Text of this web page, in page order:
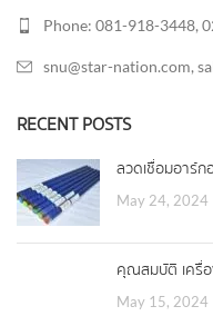
Phone: 081-918-3448,
snu@star-nation.com,
RECENT POSTS
ลวดเชื่อมอาร์
May 24, 2024
คุณสมบัติ เครื่อ
May 15, 2024